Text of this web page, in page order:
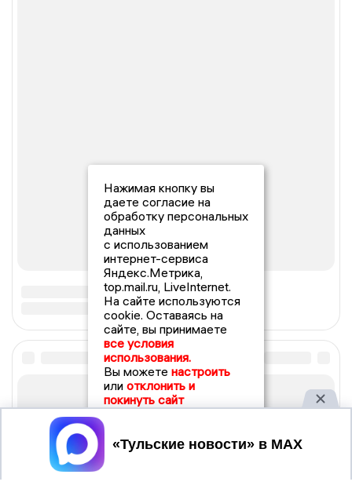
Нажимая кнопку вы
даете согласие на
обработку персональных
данных
с использованием
интернет-сервиса
Яндекс.Метрика,
top.mail.ru, LiveInternet.
На сайте используются
cookie. Оставаясь на
сайте, вы принимаете
все условия
использования.
Вы можете настроить
или отклонить и
покинуть сайт
Принять